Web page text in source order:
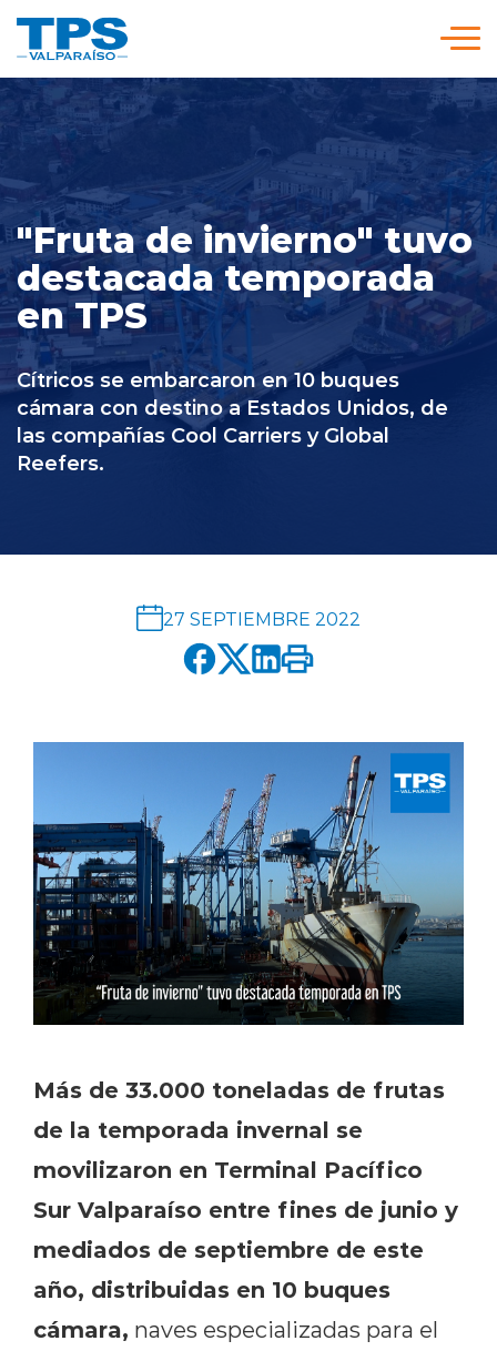
Somos TPS
Nuestra Visión Estratégica
Servicios y Tarifas
Políticas y Procedimientos
Prensa
"Fruta de invierno" tuvo
destacada temporada
en TPS
Cítricos se embarcaron en 10 buques
cámara con destino a Estados Unidos, de
las compañías Cool Carriers y Global
Reefers.
27 SEPTIEMBRE 2022
Más de 33.000 toneladas de frutas
de la temporada invernal se
movilizaron en Terminal Pacífico
Sur Valparaíso entre fines de junio y
mediados de septiembre de este
año, distribuidas en 10 buques
cámara, naves especializadas para el